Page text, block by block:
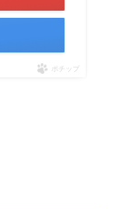
ポチップ